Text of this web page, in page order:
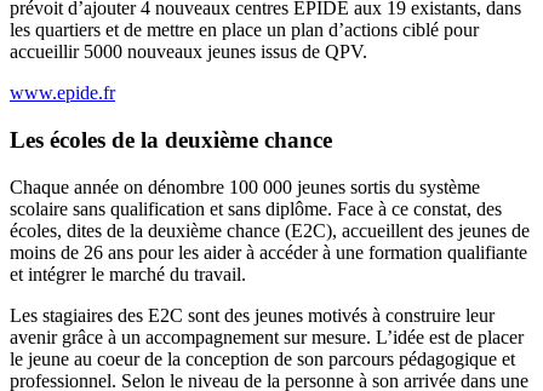
prévoit d’ajouter 4 nouveaux centres EPIDE aux 19 existants, dans
les quartiers et de mettre en place un plan d’actions ciblé pour
accueillir 5000 nouveaux jeunes issus de QPV.
www.epide.fr
Les écoles de la deuxième chance
Chaque année on dénombre 100 000 jeunes sortis du système
scolaire sans qualification et sans diplôme. Face à ce constat, des
écoles, dites de la deuxième chance (E2C), accueillent des jeunes de
moins de 26 ans pour les aider à accéder à une formation qualifiante
et intégrer le marché du travail.
Les stagiaires des E2C sont des jeunes motivés à construire leur
avenir grâce à un accompagnement sur mesure. L’idée est de placer
le jeune au coeur de la conception de son parcours pédagogique et
professionnel. Selon le niveau de la personne à son arrivée dans une